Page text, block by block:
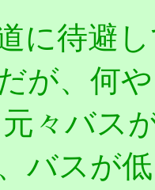
に待避
が、何
々バス
バスが